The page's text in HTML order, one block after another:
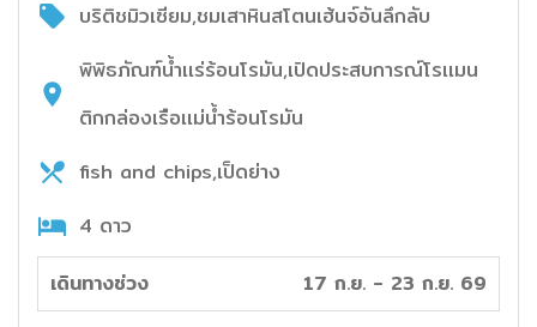
บริติชมิวเซียม,ชมเสาหินสโตนเฮ้นจ์อันลึกลับ
พิพิธภัณฑ์น้ำเเร่ร้อนโรมัน,เปิดประสบการณ์โรเเมน
ติกกล่องเรือเเม่น้ำร้อนโรมัน
fish and chips,เป็ดย่าง
4 ดาว
เดินทางช่วง
17 ก.ย. - 23 ก.ย. 69